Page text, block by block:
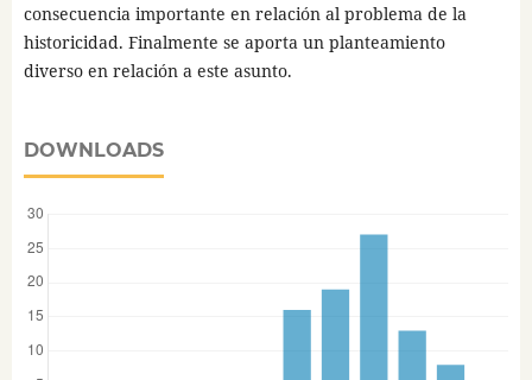
consecuencia importante en relación al problema de la
historicidad. Finalmente se aporta un planteamiento
diverso en relación a este asunto.
DOWNLOADS